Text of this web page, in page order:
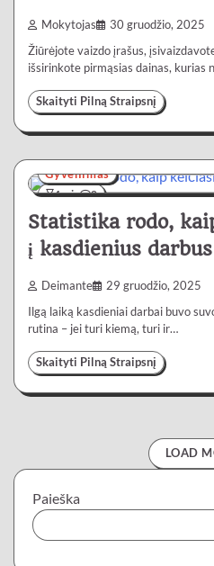
Mokytojas 30 gruodžio, 2025
Žiūrėjote vaizdo įrašus,
išsirinkote pirmąsias dainas, kurias
Skaityti Pilną Straipsnį
4 min 0
Gyvenimas
Statistika rodo,
į kasdienius darbus
Deimante 29 gruodžio, 2025
Ilgą laiką kasdieniai darbai buvo
rutina – jei turi kiemą, turi ir…
Skaityti Pilną Straipsnį
LOAD
Paieška